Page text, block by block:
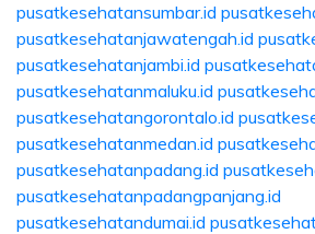
pusatkesehatansumbar.id
pusatkesehatanjawatengah.id
pusatkesehatanjambi.id
pusatkesehatanmaluku.id
pusatkesehatangorontalo.id
pusatkesehatanmedan.id
pusatkesehatanpadang.id
pusatkesehatanpadangpanjang.id
pusatkesehatandumai.id